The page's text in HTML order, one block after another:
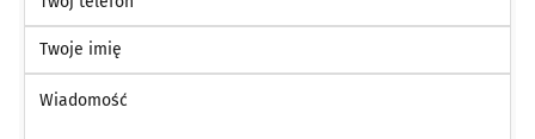
Twoje imię